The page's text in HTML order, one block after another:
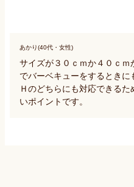
あかり(40代・女性)
サイズが３０ｃｍか４０ｃ
でバーベキューをするときに
Ｈのどちらにも対応できる
いポイントです。